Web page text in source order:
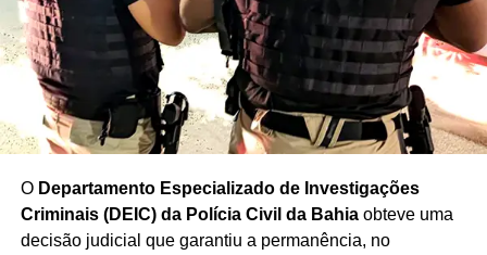
O Departamento Especializado de Investigações
Criminais (DEIC) da Polícia Civil da Bahiaobteve uma
decisão judicial que garantiu a permanência, no